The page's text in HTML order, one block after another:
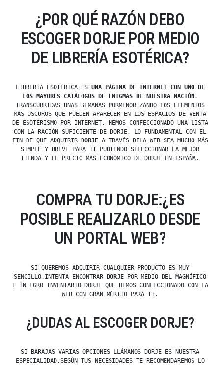
¿POR QUÉ RAZÓN DEBO
ESCOGER DORJE POR MEDIO
DE LIBRERÍA ESOTÉRICA?
LIBRERÍA ESOTÉRICA ES UNA PÁGINA DE INTERNET CON UNO DE
LOS MAYORES CATÁLOGOS DE ENIGMAS DE NUESTRA NACIÓN .
TRANSCURRIDAS UNAS SEMANAS PORMENORIZANDO LOS ELEMENTOS
MÁS OSCUROS QUE PUEDEN APARECER EN LOS ESPACIOS DE VENTA
DE ESOTERISMO POR INTERNET, HEMOS CONFECCIONADO UNA LISTA
CON LA RACIÓN SUFICIENTE DE DORJE, LO FUNDAMENTAL CON EL
FIN DE QUE ADQUIRIR
DORJEA TRAVÉS DELA WEB SEA MUCHO MÁS
SIMPLE Y BREVE PARA TI PUDIENDO SELECCIONAR LA MEJOR
TIENDA Y EL PRECIO MÁS ECONÓMICO DE DORJE EN ESPAÑA.
COMPRA TU DORJE:¿ES
POSIBLE REALIZARLO DESDE
UN PORTAL WEB?
SI QUEREMOS ADQUIRIR CUALQUIER PRODUCTO ES MUY
SENCILLO.INTENTA ENCONTRAR
DORJE POR MEDIO DEL MAGNÍFICO
E ÍNTEGRO INVENTARIO DORJE QUE HEMOS CONFECCIONADO CON LA
WEB CON GRAN MÉRITO PARA TI.
¿DUDAS AL ESCOGER DORJE?
SI BARAJAS VARIAS OPCIONES LLÁMANOS DORJE ES NUESTRA
ESPECIALIDAD,SEGÚN TUS NECESIDADES TE RECOMENDAREMOS LO